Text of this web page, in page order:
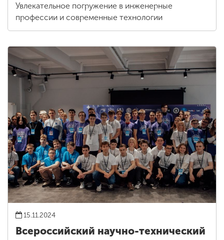
Увлекательное погружение в инженерные
профессии и современные технологии
15.11.2024
Всероссийский научно-технический